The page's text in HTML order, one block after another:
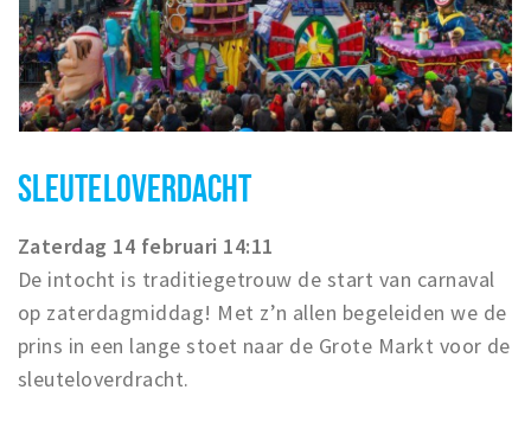
SLEUTELOVERDACHT
Zaterdag 14 februari 14:11
De intocht is traditiegetrouw de start van carnaval
op zaterdagmiddag! Met z’n allen begeleiden we de
prins in een lange stoet naar de Grote Markt voor de
sleuteloverdracht.